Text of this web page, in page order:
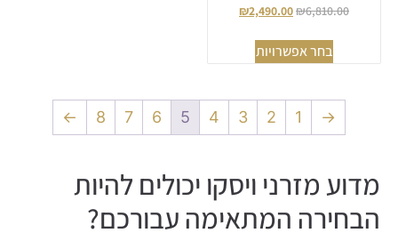
דורג
5.00
₪6,810.00
₪2,490.00
בחר אפשרויות
→
1
2
3
4
5
6
7
8
←
מדוע מזרני ויסקו יכולים להיות
הבחירה המתאימה עבורכם?